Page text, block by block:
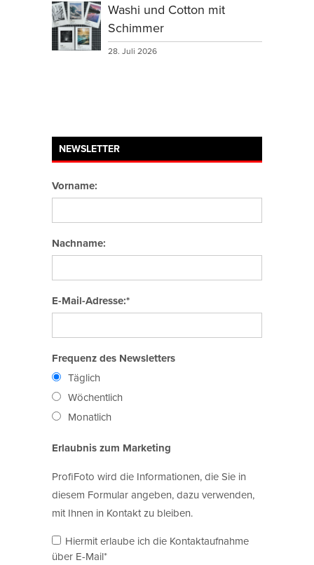
Washi und Cotton mit
Schimmer
28. Juli 2026
NEWSLETTER
Vorname:
Nachname:
E-Mail-Adresse:*
Frequenz des Newsletters
Täglich
Wöchentlich
Monatlich
Erlaubnis zum Marketing
ProfiFoto wird die Informationen, die Sie in
diesem Formular angeben, dazu verwenden,
mit Ihnen in Kontakt zu bleiben.
Hiermit erlaube ich die Kontaktaufnahme
über E-Mail*